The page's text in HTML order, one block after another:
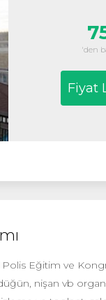
'den
Fiyat
Eğitim ve
nişan vb